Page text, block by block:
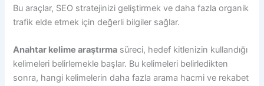
Bu araçlar, SEO stratejinizi geliştirmek ve daha fazla organik
trafik elde etmek için değerli bilgiler sağlar.
Anahtar kelime araştırma süreci, hedef kitlenizin kullandığı
kelimeleri belirlemekle başlar. Bu kelimeleri belirledikten
sonra, hangi kelimelerin daha fazla arama hacmi ve rekabet